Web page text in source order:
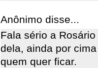
Anônimo disse...
Fala sério a
dela, ainda por
quem quer ficar.